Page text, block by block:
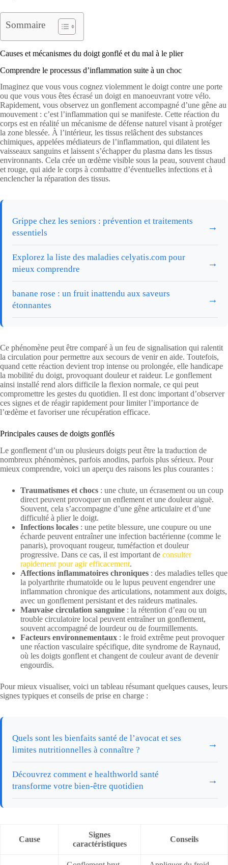
Sommaire
Causes et mécanismes du doigt gonflé et du mal à le plier
Comprendre le processus d’inflammation suite à un choc
Imaginez que vous vous cognez violemment le doigt contre une porte
ou que vous vous êtes écrasé un doigt en manoeuvrant votre vélo.
Rapidement, vous observez un gonflement accompagné d’une gêne au
mouvement : c’est l’inflammation qui se manifeste. Cette réaction du
corps est en réalité un mécanisme de défense naturel visant à protéger
la zone blessée. À l’intérieur, les tissus relâchent des substances
chimiques, appelées médiateurs de l’inflammation, qui dilatent les
vaisseaux sanguins et laissent s’échapper du plasma dans les tissus
environnants. Cela crée un œdème visible sous la peau, souvent chaud
et rouge, qui aide le corps à combattre d’éventuelles infections et à
enclencher la réparation des tissus.
Grippe chez les seniors : prévention et traitements
essentiels
→
Explorez la liste des maladies celyatis.com pour
mieux comprendre
→
banane rose : un fruit inattendu aux saveurs
étonnantes
→
Ce phénomène peut être comparé à un feu de signalisation qui ralentit
la circulation pour permettre aux secours de venir en aide. Toutefois,
quand cette réaction devient trop intense ou prolongée, elle handicape
la mobilité du doigt, provoquant douleur et raideur. Le gonflement
ainsi installé rend alors difficile la flexion normale, ce qui peut
compromettre les gestes du quotidien. Il est donc important d’observer
ces signes et de réagir rapidement pour limiter l’importance de
l’œdème et favoriser une récupération efficace.
Principales causes de doigts gonflés
Le gonflement d’un ou plusieurs doigts peut être la traduction de
nombreux phénomènes, parfois anodins, parfois plus sérieux. Pour
mieux comprendre, voici un aperçu des raisons les plus courantes :
Traumatismes et chocs : une chute, un écrasement ou un coup
direct peuvent provoquer un enflement et une douleur aiguë.
Souvent, cela s’accompagne d’une gêne articulaire et d’une
difficulté à plier le doigt.
Infections locales : une petite blessure, une coupure ou une
écharde peuvent entraîner une infection bactérienne (comme le
panaris), provoquant rougeur, tuméfaction et douleur
progressive. Dans ce cas, il est important de consulter
rapidement pour agir efficacement.
Affections inflammatoires chroniques : des maladies telles que
la polyarthrite rhumatoïde ou le lupus peuvent engendrer une
inflammation chronique des articulations, notamment aux doigts,
avec un gonflement persistant et des raideurs matinales.
Mauvaise circulation sanguine : la rétention d’eau ou un
trouble circulatoire local peuvent entraîner un gonflement,
souvent accompagné de lourdeur ou de fourmillements.
Facteurs environnementaux : le froid extrême peut provoquer
une réaction vasculaire spécifique, dite syndrome de Raynaud,
où les doigts gonflent et changent de couleur avant de devenir
engourdis.
Pour mieux visualiser, voici un tableau résumant quelques causes, leurs
signes typiques et conseils de prise en charge :
Quels sont les bienfaits santé de l’avocat et ses
limites nutritionnelles à connaître ?
→
Découvrez comment e healthworld santé
transforme votre bien-être quotidien
→
Cause
Signes
caractéristiques
Conseils